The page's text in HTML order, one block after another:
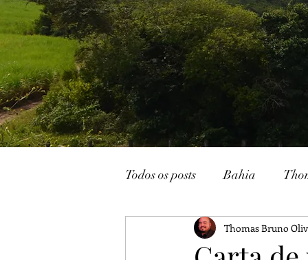
Todos os posts Bahia
João Pessoa Livraria
Thomas Bruno